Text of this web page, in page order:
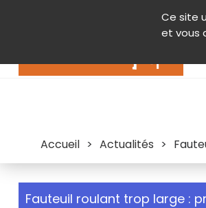
Ce site
et vous
Contenu Aide
Accueil > Actualités >
Fauteuil roulant trop large :